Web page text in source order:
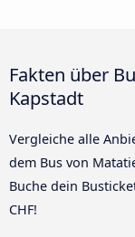
Fakten über
Kapstadt
Vergleiche alle
dem Bus von
Buche dein
CHF!